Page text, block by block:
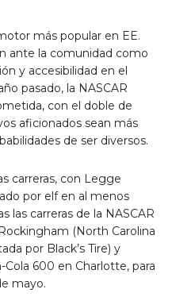
más popular en EE.
ante la comunidad como
y accesibilidad en el
pasado, la NASCAR
con el doble de
aficionados sean más
de ser diversos.
carreras, con Legge
por elf en al menos
las carreras de la NASCAR
(North Carolina
por Black’s Tire) y
600 en Charlotte, para
mayo.